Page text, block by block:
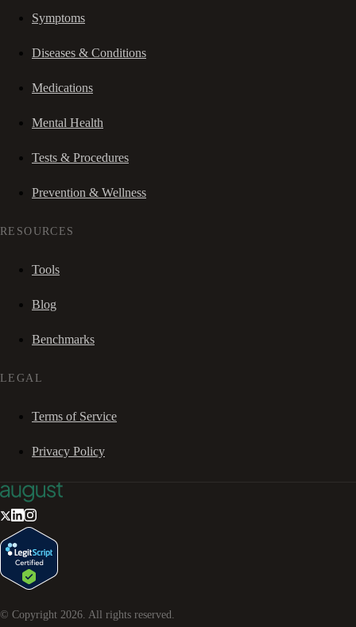
Symptoms
Diseases & Conditions
Medications
Mental Health
Tests & Procedures
Prevention & Wellness
RESOURCES
Tools
Blog
Benchmarks
LEGAL
Terms of Service
Privacy Policy
© Copyright 2026 . All rights reserved.